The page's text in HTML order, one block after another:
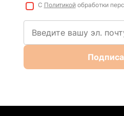
С Политикойобработки